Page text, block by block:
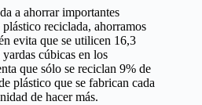
a ahorrar importantes
reciclada, ahorramos
evita que se utilicen 16,3
cúbicas en los
que sólo se reciclan 9% de
plástico que se fabrican cada
de hacer más.